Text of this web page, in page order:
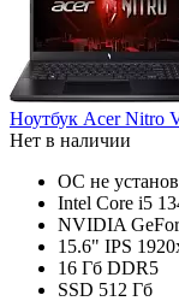
Ноутбук Acer Nitro
Нет в наличии
ОС не
Intel Core i5
NVIDIA
15.6" IPS
16 Гб DDR5
SSD 512 Гб